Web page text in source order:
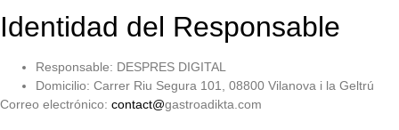
Identidad del Responsable
Responsable: DESPRES DIGITAL
Domicilio: Carrer Riu Segura 101, 08800 Vilanova i la Geltrú
Correo electrónico: contact@gastroadikta.com